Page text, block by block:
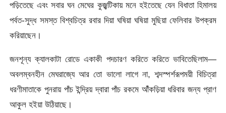
পড়িতেছে এবং সবার ঘন মেঘের কুজ্ঝটিকায় মনে হইতেছে যেন বিধাতা হিমালয়
পর্বত-সুদ্ধ সমস্ত বিশ্বচিত্র রবার দিয়া ঘষিয়া ঘষিয়া মুছিয়া ফেলিবার উপক্রম
করিয়াছেন।
জনশূন্য ক্যালকাটা রোডে একাকী পদচারণ করিতে করিতে ভাবিতেছিলাম—
অবলম্বনহীন মেঘরাজ্যে আর তো ভালো লাগে না, শব্দস্পর্শরূপময়ী বিচিত্রা
ধরণীমাতাকে পুনরায় পাঁচ ইন্দ্রিয় দ্বারা পাঁচ রকমে আঁঁকড়িয়া ধরিবার জন্য প্রাণ
আকুল হইয়া উঠিয়াছে।